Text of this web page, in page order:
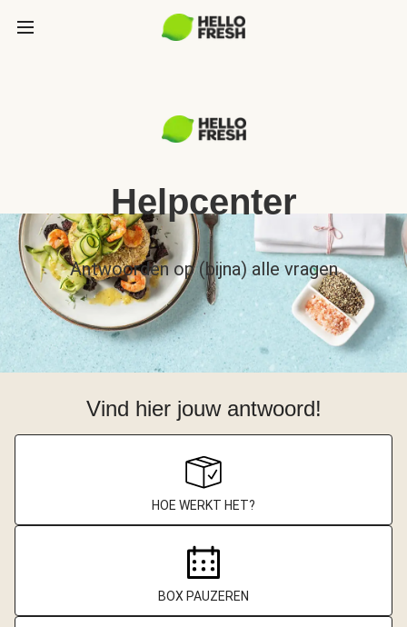
Helpcenter
Antwoorden op (bijna) alle vragen
Vind hier jouw antwoord!
HOE WERKT HET?
BOX PAUZEREN